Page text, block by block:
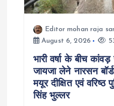
Editor mohan raja
August 6, 2026
भारी वर्षा के बीच
जायजा लेने नारसन
मयूर दीक्षित एवं
सिंह भुल्लर